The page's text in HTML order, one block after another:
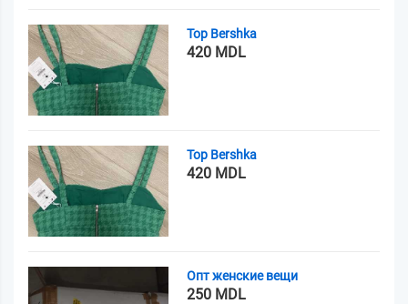
Top Bershka
420 MDL
Top Bershka
420 MDL
Опт женские вещи
250 MDL